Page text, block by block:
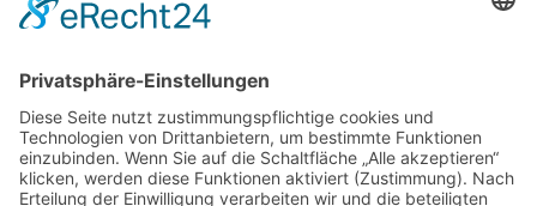
Randstr. 28
47804 Krefeld
+49 176 58266120